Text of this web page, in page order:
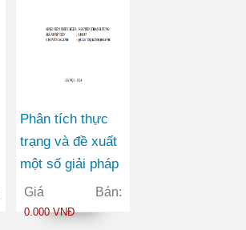
Phân tích thực
trạng và đề xuất
một số giải pháp
xây dựng thương
hiệu tại Công ty
Giá Bán:
0.000 VNĐ